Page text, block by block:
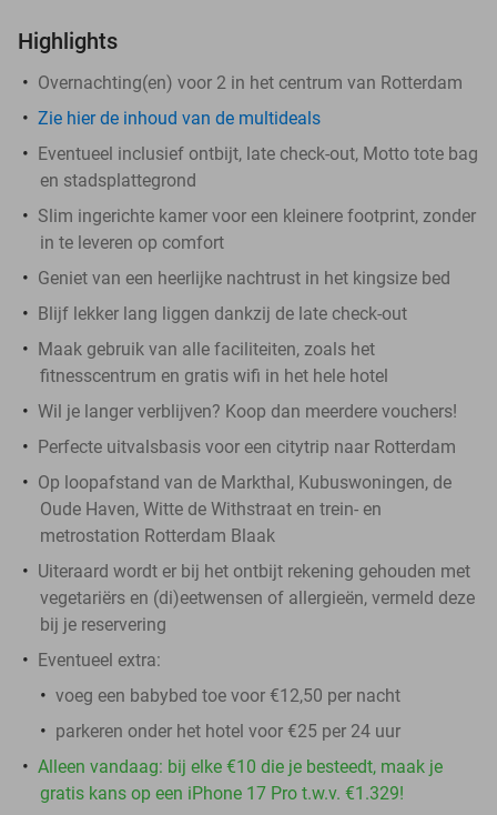
Highlights
Overnachting(en) voor 2 in het centrum van Rotterdam
Zie hier de inhoud van de multideals
Eventueel inclusief ontbijt, late check-out, Motto tote bag
en stadsplattegrond
Slim ingerichte kamer voor een kleinere footprint, zonder
in te leveren op comfort
Geniet van een heerlijke nachtrust in het kingsize bed
Blijf lekker lang liggen dankzij de late check-out
Maak gebruik van alle faciliteiten, zoals het
fitnesscentrum en gratis wifi in het hele hotel
Wil je langer verblijven? Koop dan meerdere vouchers!
Perfecte uitvalsbasis voor een citytrip naar Rotterdam
Op loopafstand van de Markthal, Kubuswoningen, de
Oude Haven, Witte de Withstraat en trein- en
metrostation Rotterdam Blaak
Uiteraard wordt er bij het ontbijt rekening gehouden met
vegetariërs en (di)eetwensen of allergieën, vermeld deze
bij je reservering
Eventueel extra:
voeg een babybed toe voor €12,50 per nacht
parkeren onder het hotel voor €25 per 24 uur
Alleen vandaag: bij elke €10 die je besteedt, maak je
gratis kans op een iPhone 17 Pro t.w.v. €1.329!